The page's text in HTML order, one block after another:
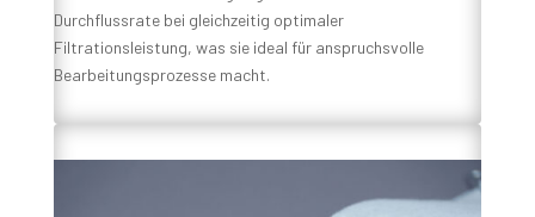
Durchflussrate bei gleichzeitig optimaler
Filtrationsleistung, was sie ideal für anspruchsvolle
Bearbeitungsprozesse macht.